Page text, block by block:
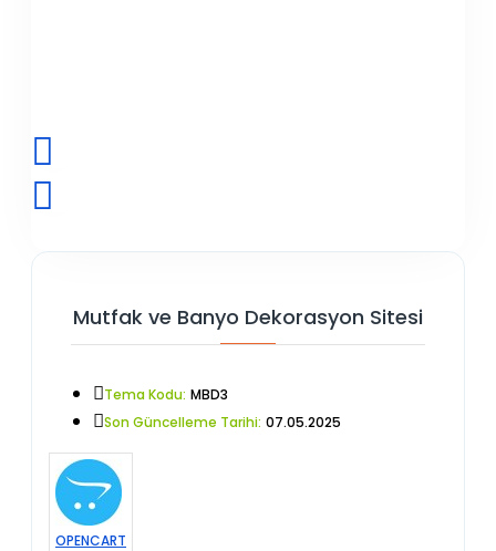
Mutfak ve Banyo Dekorasyon Sitesi
Tema Kodu: MBD3
Son Güncelleme Tarihi: 07.05.2025
OPENCART